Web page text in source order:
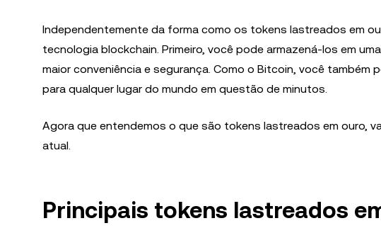
Independentemente da forma como os tokens lastreados em
tecnologia blockchain. Primeiro, você pode armazená-los em
maior conveniência e segurança. Como o Bitcoin, você também
para qualquer lugar do mundo em questão de minutos.
Agora que entendemos o que são tokens lastreados em ouro,
atual.
Principais tokens lastreados